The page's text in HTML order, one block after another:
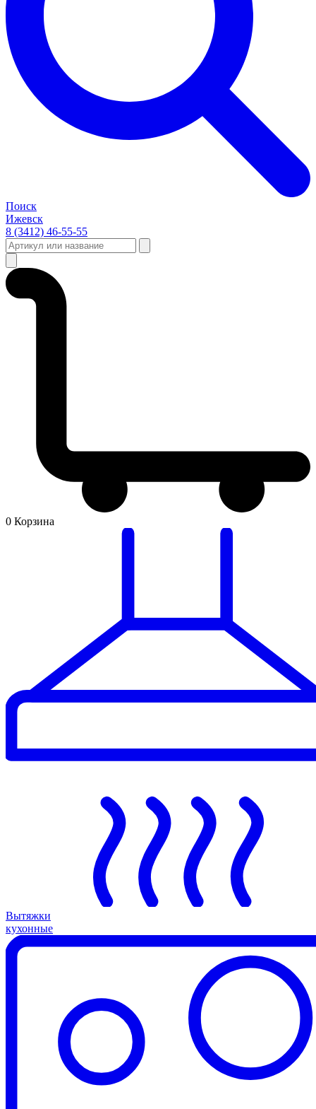
Поиск
Ижевск
8 (3412) 46-55-55
0 Корзина
Вытяжки
кухонные